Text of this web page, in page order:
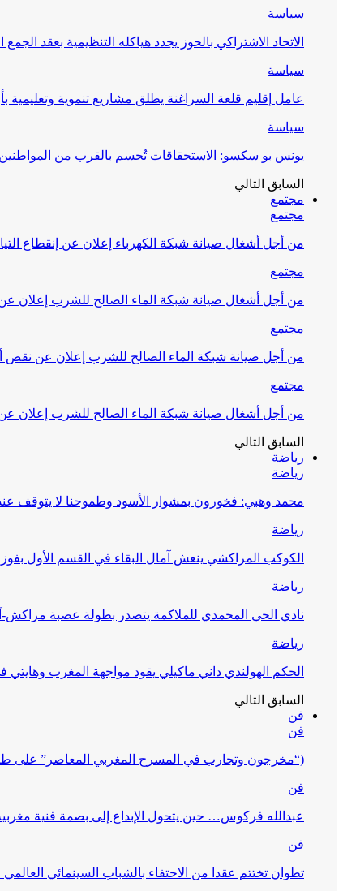
سياسة
الاتحاد الاشتراكي بالحوز يجدد هياكله التنظيمية بعقد الجمع
سياسة
عامل إقليم قلعة السراغنة يطلق مشاريع تنموية وتعليمية بأزيد من 27 مليون
سياسة
يونس بو سكسو: الاستحقاقات تُحسم بالقرب من المواطنين
السابق التالي
مجتمع
مجتمع
من أجل أشغال صيانة شبكة الكهرباء إعلان عن إنقطاع
مجتمع
من أجل أشغال صيانة شبكة الماء الصالح للشرب إعلان
مجتمع
من أجل صيانة شبكة الماء الصالح للشرب إعلان عن نقص
مجتمع
من أجل أشغال صيانة شبكة الماء الصالح للشرب إعلان
السابق التالي
رياضة
رياضة
محمد وهبي: فخورون بمشوار الأسود وطموحنا لا يتوقف عند
رياضة
الكوكب المراكشي ينعش آمال البقاء في القسم الأول
رياضة
نادي الحي المحمدي للملاكمة يتصدر بطولة عصبة
رياضة
الحكم الهولندي داني ماكيلي يقود مواجهة المغرب وهايتي في
السابق التالي
فن
فن
(“مخرجون وتجارب في المسرح المغربي المعاصر” على
فن
عبدالله فركوس… حين يتحول الإبداع إلى بصمة فنية
فن
تطوان تختتم عقدا من الاحتفاء بالشباب السينمائي